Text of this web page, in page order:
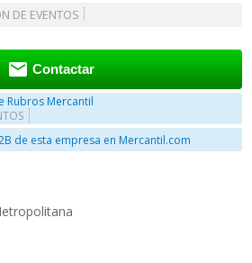
DE EVENTOS
 Contactar
Rubros Mercantil
de esta empresa en Mercantil.com